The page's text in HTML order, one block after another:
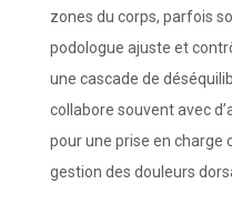
zones du corps, parfois
podologue ajuste et
une cascade de
collabore souvent avec
pour une prise en charge
gestion des douleurs